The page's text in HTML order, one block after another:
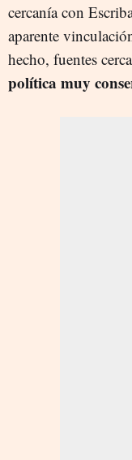
cercanía con
aparente
hecho, fuentes
política muy